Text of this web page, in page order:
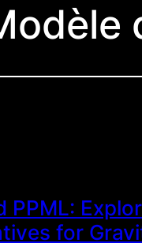
PPML:
for